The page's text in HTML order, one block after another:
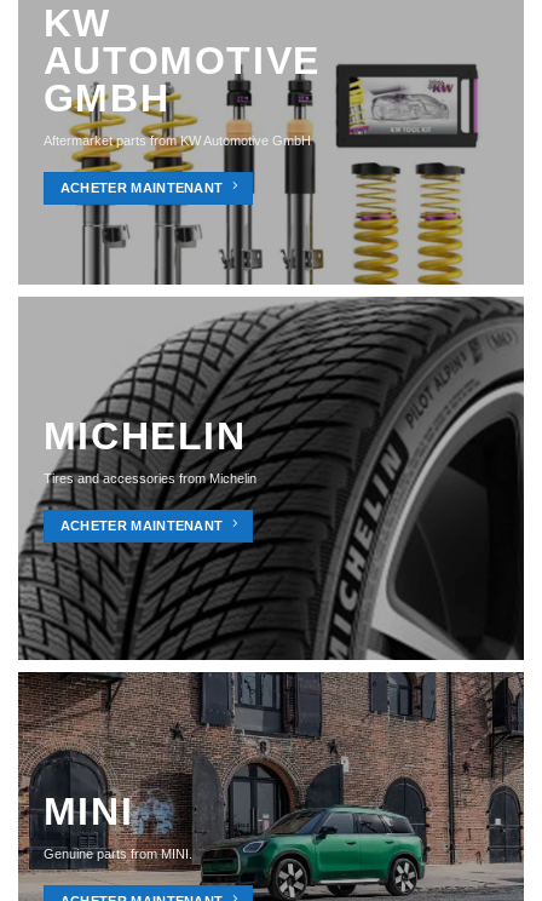
KW
AUTOMOTIVE
GMBH
Aftermarket parts from KW Automotive GmbH
ACHETER MAINTENANT
MICHELIN
Tires and accessories from Michelin
ACHETER MAINTENANT
MINI
Genuine parts from MINI.